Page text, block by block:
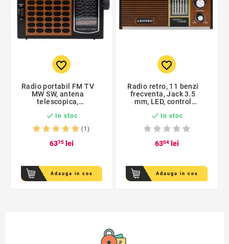
favorite_border
Radio portabil FM TV
MW SW, antena
telescopica,
 In stoc
(1)
6375lei
Adauga in cos
favorite_border
Radio retro, 11 benzi
frecventa, Jack 3.5
mm, LED, control
 In stoc
6304lei
Adauga in cos